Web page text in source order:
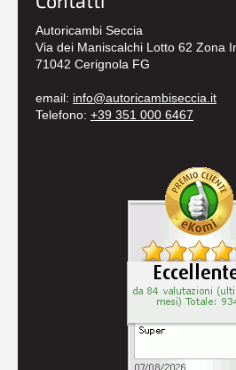
Autoricambi Seccia
Via dei Maniscalchi Lotto 62 Zona
71042 Cerignola FG
email: info@autoricambiseccia.it
Telefono: +39 351 000 6467